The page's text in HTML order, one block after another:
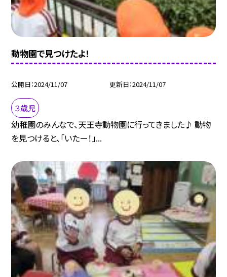
動物園で見つけたよ！
公開日 2024/11/07 更新日 2024/11/07
３歳児
幼稚園のみんなで、天王寺動物園に行ってきました♪ 動物
を見つけると、「いたー！」...